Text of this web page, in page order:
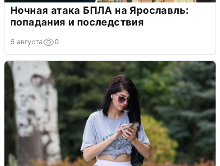
Ночная атака БПЛА на Ярославль:
попадания и последствия
6 августа 0